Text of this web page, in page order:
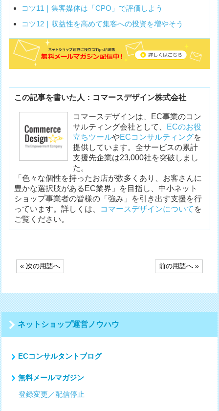
コツ11｜集客媒体は「CPO」で評価しよう
コツ12｜収益性を高めて集客への投資を増やそう
この記事を書いた人：コマースデザイン株式会社
コマースデザインは、EC事業のコン
サルティング会社として、 ECのお役
立ちツールやECコンサルティングを
提供しています。全サービスの累計
支援先企業は23,000社を突破しまし
た。
「色々な個性を持ったお店が数多くあり、お客さんに
豊かな選択肢があるEC業界」を目指し、中小ネット
ショップ事業者の皆様の「強み」を引き出す支援を行
っています。詳しくは、 コマースデザインについて を
ご覧ください。
投
稿
ナ
ビ
ゲ
ー
シ
ョ
ン
« 次の用語へ 前の用語へ »
ネットショップ運営ノウハウ
ECコンサルタントブログ
無料メールマガジン
登録変更／配信停止